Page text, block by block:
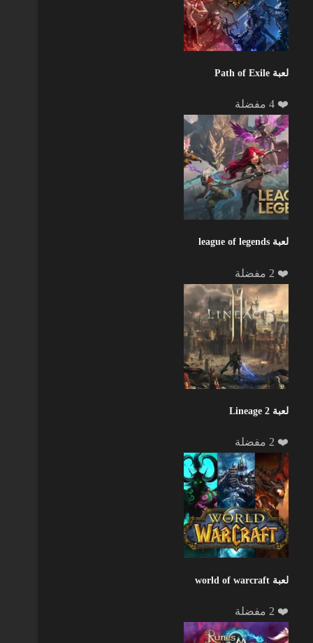
لعبة Path of Exile
❤️ 4 مفضلة
لعبة league of legends
❤️ 2 مفضلة
لعبة Lineage 2
❤️ 2 مفضلة
لعبة world of warcraft
❤️ 2 مفضلة